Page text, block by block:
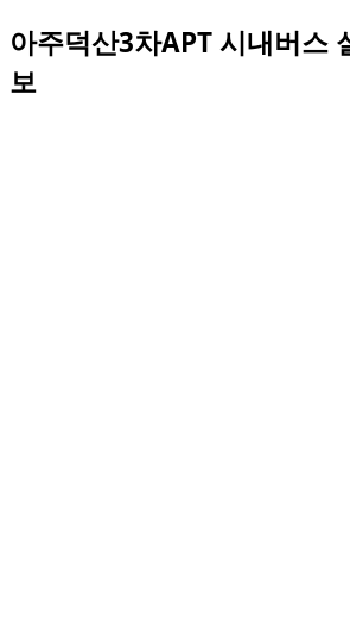
아주덕산3차APT 시내버스
보